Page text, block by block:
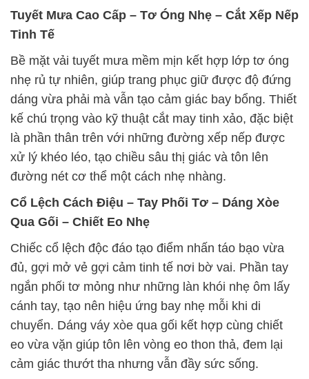
Tuyết Mưa Cao Cấp – Tơ Óng Nhẹ – Cắt Xếp Nếp
Tinh Tế
Bề mặt vải tuyết mưa mềm mịn kết hợp lớp tơ óng
nhẹ rủ tự nhiên, giúp trang phục giữ được độ đứng
dáng vừa phải mà vẫn tạo cảm giác bay bổng. Thiết
kế chú trọng vào kỹ thuật cắt may tinh xảo, đặc biệt
là phần thân trên với những đường xếp nếp được
xử lý khéo léo, tạo chiều sâu thị giác và tôn lên
đường nét cơ thể một cách nhẹ nhàng.
Cổ Lệch Cách Điệu – Tay Phối Tơ – Dáng Xòe
Qua Gối – Chiết Eo Nhẹ
Chiếc cổ lệch độc đáo tạo điểm nhấn táo bạo vừa
đủ, gợi mở vẻ gợi cảm tinh tế nơi bờ vai. Phần tay
ngắn phối tơ mỏng như những làn khói nhẹ ôm lấy
cánh tay, tạo nên hiệu ứng bay nhẹ mỗi khi di
chuyển. Dáng váy xòe qua gối kết hợp cùng chiết
eo vừa vặn giúp tôn lên vòng eo thon thả, đem lại
cảm giác thướt tha nhưng vẫn đầy sức sống.